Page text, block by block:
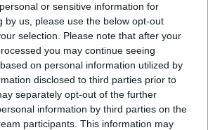
or sensitive information for
by us, please use the below opt-out
selection. Please note that after your
you may continue seeing
on personal information utilized by
disclosed to third parties prior to
separately opt-out of the further
information by third parties on the
participants. This information may
ανατροπών
μεγάλων ανατροπών. Ορισμένες εξ
στο χώρο της τηλεόρασης και άλλες
προσπάθεια ανακατανομής της ισχύος και
δημοσιογράφων και των παρουσιαστών. Οι
δεν φαίνεται να έχουν τελειώσει.
και θα προκαλέσουν και νέες